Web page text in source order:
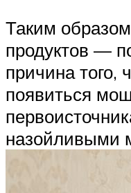
Таким
продуктов —
причина того,
появиться
назойливыми